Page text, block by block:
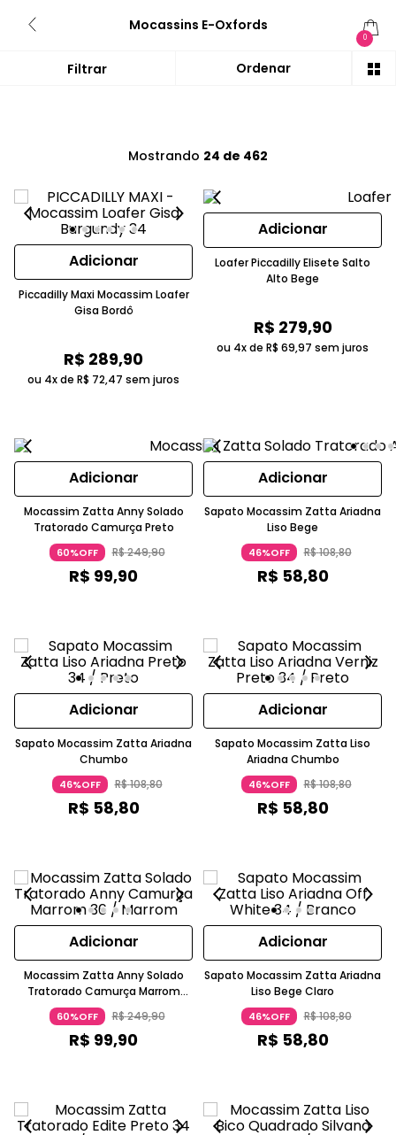
Mocassins E-Oxfords
0
Mostrando 24 de 462
Adicionar
Piccadilly Maxi Mocassim Loafer
Gisa Bordô
R$ 289,90
ou 4x de R$ 72,47 sem juros
Adicionar
Loafer Piccadilly Elisete Salto
Alto Bege
R$ 279,90
ou 4x de R$ 69,97 sem juros
Adicionar
Mocassim Zatta Anny Solado
Tratorado Camurça Preto
60%OFF R$249,90
R$ 99,90
Adicionar
Sapato Mocassim Zatta Ariadna
Liso Bege
46%OFF R$108,80
R$ 58,80
Adicionar
Sapato Mocassim Zatta Ariadna
Chumbo
46%OFF R$108,80
R$ 58,80
Adicionar
Sapato Mocassim Zatta Liso
Ariadna Chumbo
46%OFF R$108,80
R$ 58,80
Adicionar
Mocassim Zatta Anny Solado
Tratorado Camurça Marrom
Escuro
60%OFF R$249,90
R$ 99,90
Adicionar
Sapato Mocassim Zatta Ariadna
Liso Bege Claro
46%OFF R$108,80
R$ 58,80